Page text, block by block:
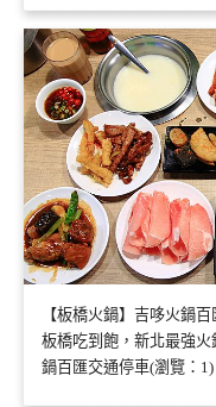
【板橋火鍋】吉哆火鍋
板橋吃到飽，新北最強
鍋百匯交通停車(瀏覽：1)